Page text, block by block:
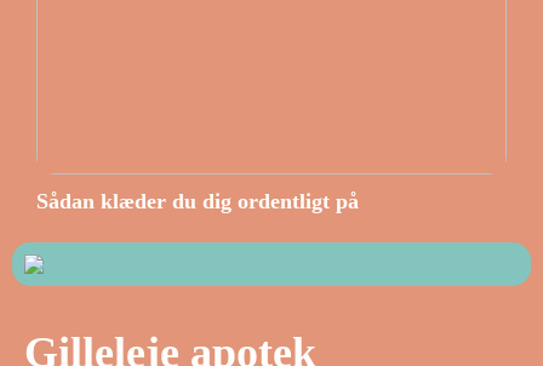
Sådan klæder du dig ordentligt på
Gilleleje apotek